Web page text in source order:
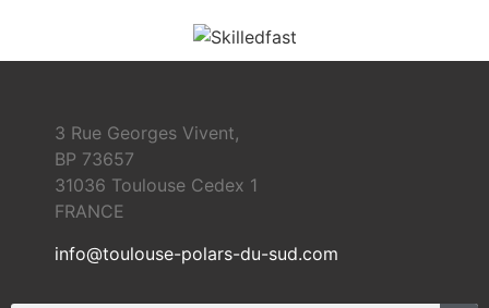
3 Rue Georges Vivent,
BP 73657
31036 Toulouse Cedex 1
FRANCE
info@toulouse-polars-du-sud.com